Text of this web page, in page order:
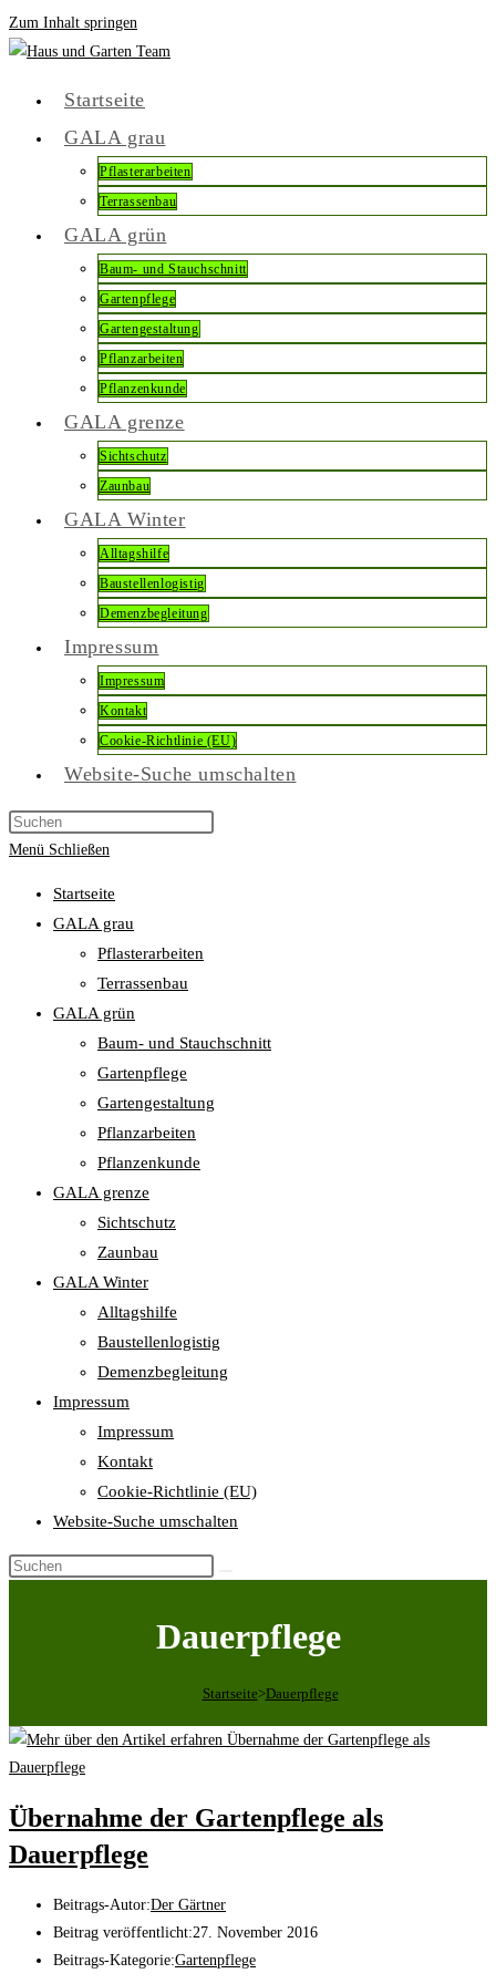
Zum Inhalt springen
Startseite
GALA grau
Pflasterarbeiten
Terrassenbau
GALA grün
Baum- und Stauchschnitt
Gartenpflege
Gartengestaltung
Pflanzarbeiten
Pflanzenkunde
GALA grenze
Sichtschutz
Zaunbau
GALA Winter
Alltagshilfe
Baustellenlogistig
Demenzbegleitung
Impressum
Impressum
Kontakt
Cookie-Richtlinie (EU)
Website-Suche umschalten
Menü Schließen
Startseite
GALA grau
Pflasterarbeiten
Terrassenbau
GALA grün
Baum- und Stauchschnitt
Gartenpflege
Gartengestaltung
Pflanzarbeiten
Pflanzenkunde
GALA grenze
Sichtschutz
Zaunbau
GALA Winter
Alltagshilfe
Baustellenlogistig
Demenzbegleitung
Impressum
Impressum
Kontakt
Cookie-Richtlinie (EU)
Website-Suche umschalten
Dauerpflege
Startseite>Dauerpflege
Übernahme der Gartenpflege als
Dauerpflege
Beitrags-Autor:Der Gärtner
Beitrag veröffentlicht:27. November 2016
Beitrags-Kategorie:Gartenpflege